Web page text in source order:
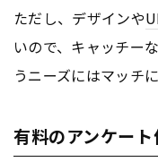
ただし、デザインや
いので、キャッチーな
うニーズにはマッチ
有料のアンケー